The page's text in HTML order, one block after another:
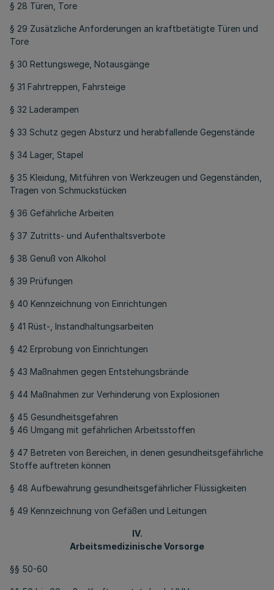
§ 28 Türen, Tore
§ 29 Zusätzliche Anforderungen an kraftbetätigte Türen und
Tore
§ 30 Rettungswege, Notausgänge
§ 31 Fahrtreppen, Fahrsteige
§ 32 Laderampen
§ 33 Schutz gegen Absturz und herabfallende Gegenstände
§ 34 Lager, Stapel
§ 35 Kleidung, Mitführen von Werkzeugen und Gegenständen,
Tragen von Schmuckstücken
§ 36 Gefährliche Arbeiten
§ 37 Zutritts- und Aufenthaltsverbote
§ 38 Genuß von Alkohol
§ 39 Prüfungen
§ 40 Kennzeichnung von Einrichtungen
§ 41 Rüst-, Instandhaltungsarbeiten
§ 42 Erprobung von Einrichtungen
§ 43 Maßnahmen gegen Entstehungsbrände
§ 44 Maßnahmen zur Verhinderung von Explosionen
§ 45 Gesundheitsgefahren
§ 46 Umgang mit gefährlichen Arbeitsstoffen
§ 47 Betreten von Bereichen, in denen gesundheitsgefährliche
Stoffe auftreten können
§ 48 Aufbewahrung gesundheitsgefährlicher Flüssigkeiten
§ 49 Kennzeichnung von Gefäßen und Leitungen
IV.
Arbeitsmedizinische Vorsorge
§§ 50-60